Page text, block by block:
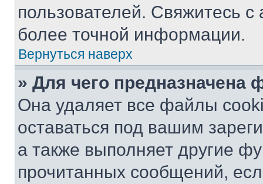
пользователей. Свяжитесь
более точной информации.
Вернуться наверх
» Для чего предназначена
Она удаляет все файлы
оставаться под вашим
а также выполняет другие
прочитанных сообщений,